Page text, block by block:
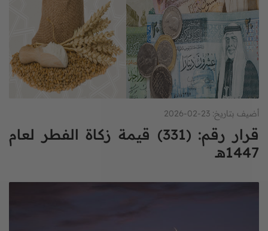
أضيف بتاريخ: 23-02-2026
قرار رقم: (331) قيمة زكاة الفطر لعام
1447هـ